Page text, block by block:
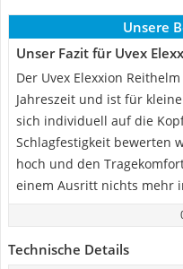
Unsere
Unser Fazit für Uvex
Der Uvex Elexxion
Jahreszeit und ist für
sich individuell auf die
Schlagfestigkeit bewerten
hoch und den
einem Ausritt nichts mehr
Technische Details